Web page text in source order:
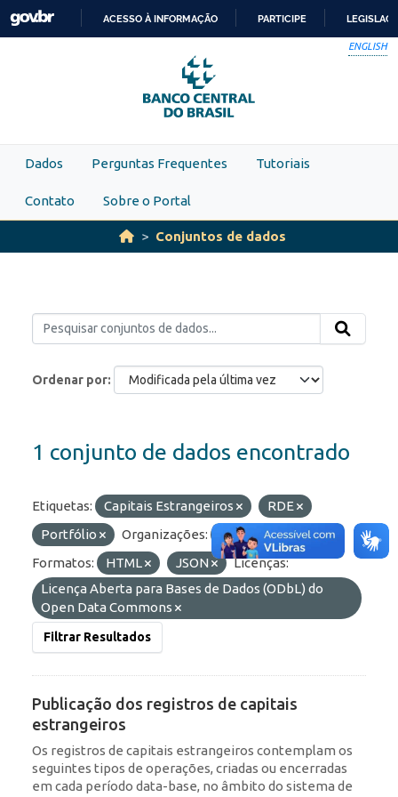
Skip to main content
PARA
O
CONTEÚDO
ACESSO À INFORMAÇÃO PARTICIPE
ENGLISH
Dados Perguntas Frequentes Tutoriais
Contato Sobre o Portal
Conjuntos de dados
Ordenar por
1 conjunto de dados encontrado
Etiquetas: Capitais Estrangeiros
RDE
Portfólio
Organizações:
BCB/Dstat
Formatos:
HTML JSON
Licenças:
Licença Aberta para Bases de Dados (ODbL) do
Open Data Commons
Filtrar Resultados
Publicação dos registros de capitais
estrangeiros
Os registros de capitais estrangeiros contemplam os
seguintes tipos de operações, criadas ou encerradas
em cada período data-base, no âmbito do sistema de